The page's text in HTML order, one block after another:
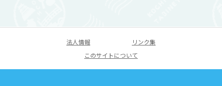
法人情報
リンク集
このサイトについて